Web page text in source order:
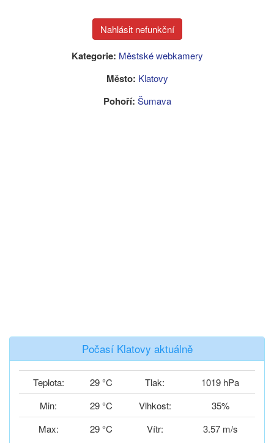
Kategorie: Městské webkamery
Město: Klatovy
Pohoří: Šumava
Počasí Klatovy aktuálně
Teplota: 29 °C Tlak:
1019 hPa
Min:
29 °C Vlhkost:
35%
Max:
29 °C Vítr: 3.57 m/s